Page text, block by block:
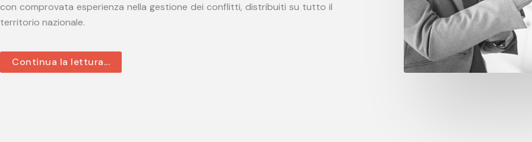
con comprovata esperienza nella gestione dei conflitti, distribuiti su tutto il
territorio nazionale.
Continua la lettura...